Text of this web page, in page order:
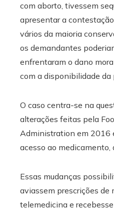
com aborto, tivessem
apresentar a
vários da maioria
os demandantes
enfrentaram o dano
com a disponibilidade
O caso centra-se na
alterações feitas pela
Administration em 2016
acesso ao medicamento,
Essas mudanças
aviassem prescrições de
telemedicina e